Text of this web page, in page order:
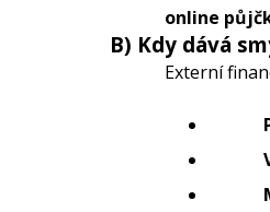
online
B) Kdy dává
Externí